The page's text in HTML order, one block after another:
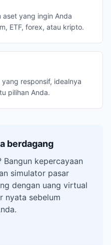
aset yang ingin Anda
ETF, forex, atau kripto.
responsif, idealnya
pilihan Anda.
berdagang
Bangun kepercayaan
simulator pasar
dengan uang virtual
nyata sebelum